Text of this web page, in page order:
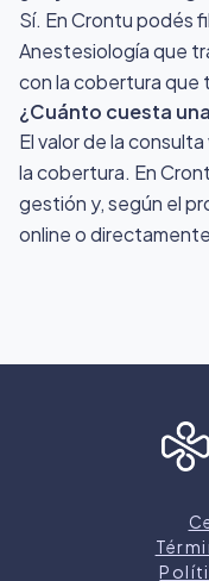
Sí. En Crontu podés
Anestesiología que
con la cobertura que
¿Cuánto cuesta
El valor de la
la cobertura. En
gestión y, según el
online o